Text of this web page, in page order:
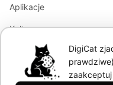
Aplikacje
Kultura
Marketing
Modele językowe
DigiCat